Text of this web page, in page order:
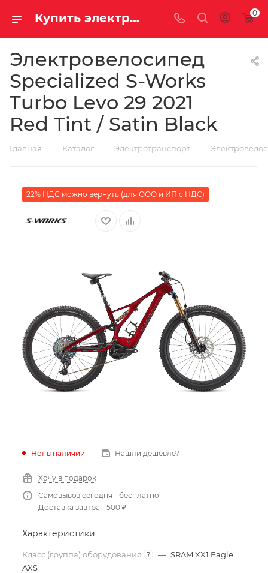
Купить электровелосипед Specialized S-Works Turbo Levo 29 2021 Red Tint / Satin Black за 1667500.00000000 рублей в Саратове и Энгельсе в рассрочку или кредит выгодно 0
Электровелосипед
Specialized S-Works
Turbo Levo 29 2021
Red Tint / Satin Black
Главная — Каталог — Электротранспорт —
22% НДС можно вернуть (для ООО и ИП с НДС)
Нет в наличии Нашли дешевле?
Хочу в подарок
Самовывоз сегодня - бесплатно
Доставка завтра - 500 ₽
Характеристики
Класс (группа) оборудования ? — SRAM XX1 Eagle
AXS